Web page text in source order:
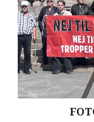
LÆSER
TIL
LÆSER
NAVNE
HISTORIE